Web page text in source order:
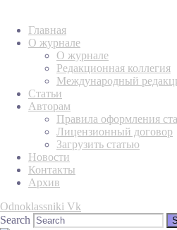
Главная
О журнале
О журнале
Редакционная коллегия
Международный
Статьи
Авторам
Правила оформления
Лицензионный договор
Загрузить статью
Новости
Контакты
Архив
Odnoklassniki Vk
Search